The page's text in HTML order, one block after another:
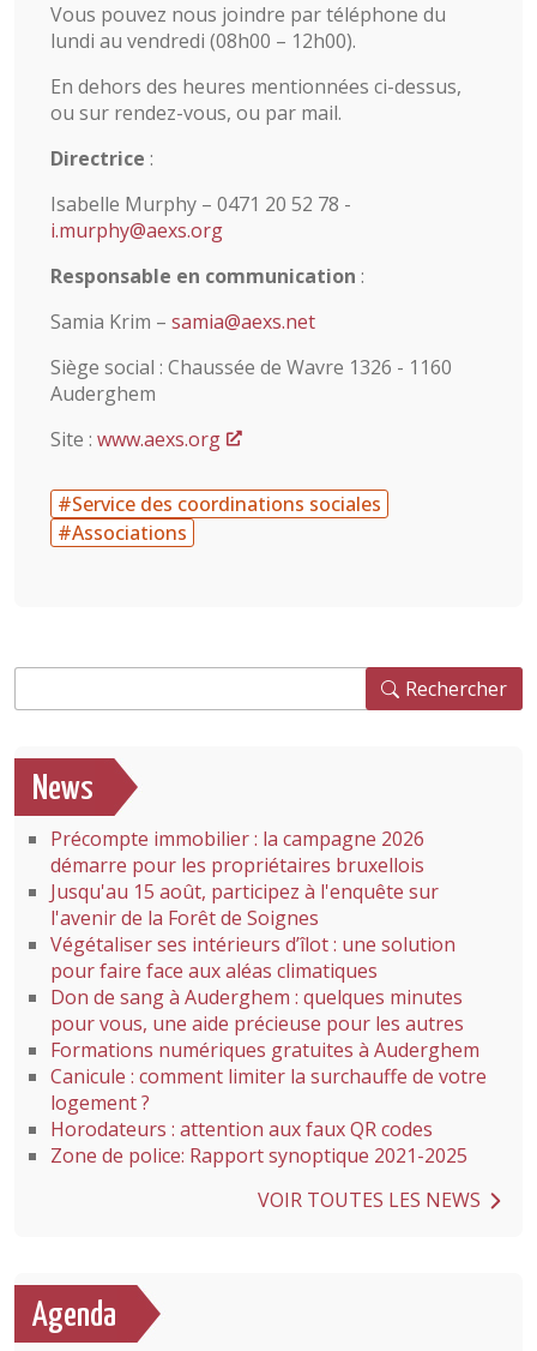
Vous pouvez nous joindre par téléphone du
lundi au vendredi (08h00 – 12h00).
En dehors des heures mentionnées ci-dessus,
ou sur rendez-vous, ou par mail.
Directrice :
Isabelle Murphy – 0471 20 52 78 -
i.murphy@aexs.org
Responsable en communication :
Samia Krim – samia@aexs.net
Siège social : Chaussée de Wavre 1326 - 1160
Auderghem
Site : www.aexs.org
#Service des coordinations sociales
#Associations
Rechercher
News
Précompte immobilier : la campagne 2026
démarre pour les propriétaires bruxellois
Jusqu'au 15 août, participez à l'enquête sur
l'avenir de la Forêt de Soignes
Végétaliser ses intérieurs d’îlot : une solution
pour faire face aux aléas climatiques
Don de sang à Auderghem : quelques minutes
pour vous, une aide précieuse pour les autres
Formations numériques gratuites à Auderghem
Canicule : comment limiter la surchauffe de votre
logement ?
Horodateurs : attention aux faux QR codes
Zone de police: Rapport synoptique 2021-2025
VOIR TOUTES LES NEWS
Agenda